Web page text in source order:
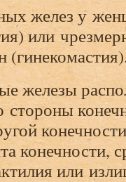
желез у
или
железы
стороны
конечности,
или